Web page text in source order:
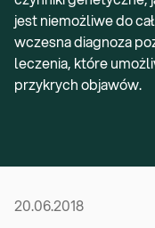
jest niemożliwe do
wczesna diagnoza
leczenia, które
przykrych objawów.
20.06.2018